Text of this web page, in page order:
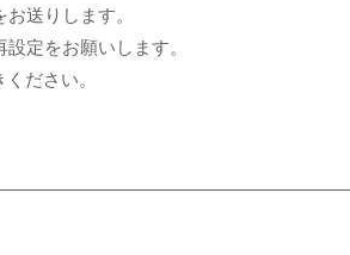
送りします。
定をお願いします。
ださい。